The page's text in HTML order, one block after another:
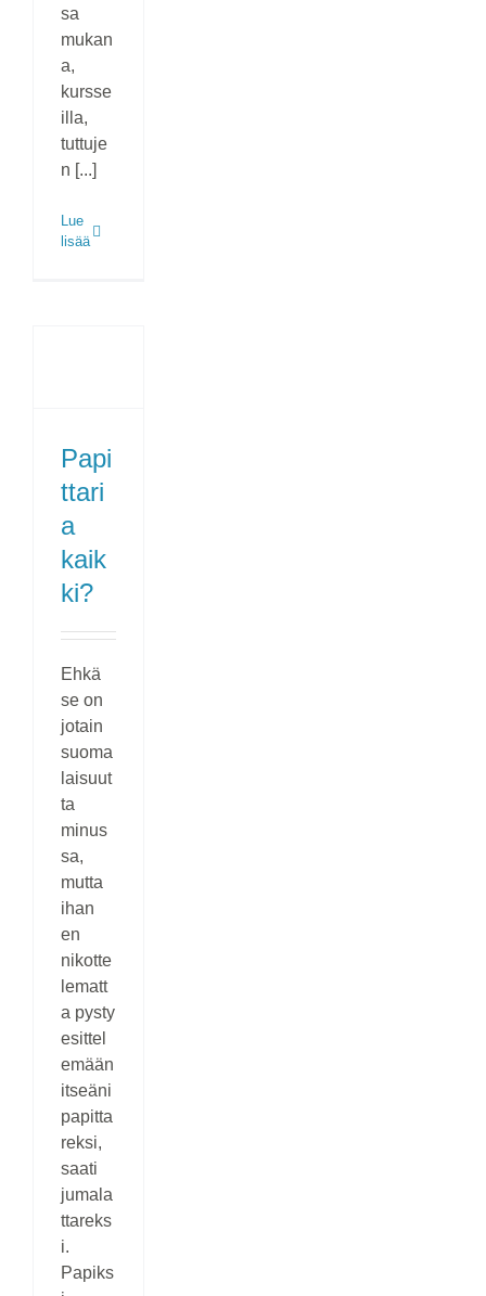
sa
mukan
a,
kursse
illa,
tuttuje
n [...]
Lue
lisää
Papi
ttari
a
kaik
ki?
Ehkä
se on
jotain
suoma
laisuut
ta
minus
sa,
mutta
ihan
en
nikotte
lematt
a pysty
esittel
emään
itseäni
papitta
reksi,
saati
jumala
ttareks
i.
Papiks